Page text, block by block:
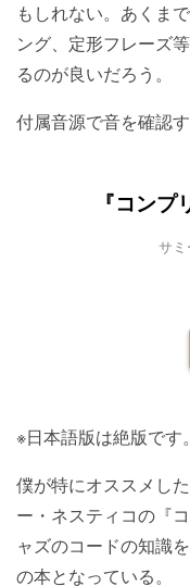
もしれない。あくま
ング、定形フレーズ
るのが良いだろう。
付属音源で音を確認
『コンプ
サミ
※日本語版は絶版です。
僕が特にオススメし
ー・ネスティコの『
ャズのコードの知識
の本となっている。